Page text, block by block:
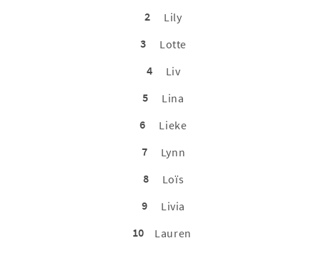
2
Lily
3
Lotte
4
Liv
5
Lina
6
Lieke
7
Lynn
8
Loïs
9
Livia
10
Lauren